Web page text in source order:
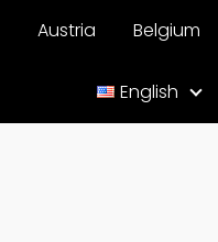
Austria Belgium
English